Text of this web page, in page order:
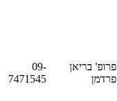
פרופ' בריאן
פרדמן
09-
7471545